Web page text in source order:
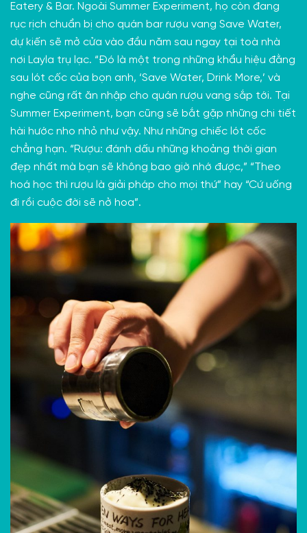
Eatery & Bar. Ngoài Summer Experiment, họ còn đang
rục rịch chuẩn bị cho quán bar rượu vang Save Water,
dự kiến sẽ mở cửa vào đầu năm sau ngay tại toà nhà
nơi Layla trụ lạc. “Đó là một trong những khẩu hiệu đằng
sau lót cốc của bọn anh, ‘Save Water, Drink More,’ và
nghe cũng rất ăn nhập cho quán rượu vang sắp tới. Tại
Summer Experiment, bạn cũng sẽ bắt gặp những chi tiết
hài hước nho nhỏ như vậy. Như những chiếc lót cốc
chẳng hạn. “Rượu: đánh dấu những khoảng thời gian
đẹp nhất mà bạn sẽ không bao giờ nhớ được,” “Theo
hoá học thì rượu là giải pháp cho mọi thứ” hay “Cứ uống
đi rồi cuộc đời sẽ nở hoa”.